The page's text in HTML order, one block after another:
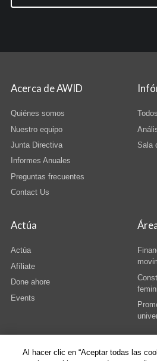
Acerca de AWID
Quiénes somos
Nuestro equipo
Junta Directiva
Informes Anuales
Preguntas frecuentes
Contact Us
Sala
Actúa
Actúa
Afíliate
Done ahore
Events
Al hacer clic en “Aceptar todas las